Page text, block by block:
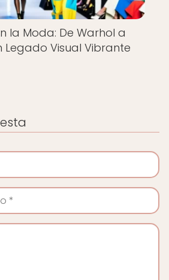
la Moda: De Warhol a
Legado Visual Vibrante